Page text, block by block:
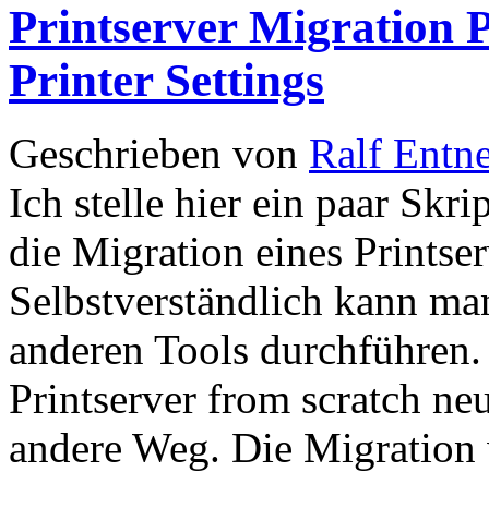
Printserver Migration
Printer Settings
Geschrieben von Ralf
Ich stelle hier ein paar
die Migration eines
Selbstverständlich kann
anderen Tools
Printserver from scratch
andere Weg. Die